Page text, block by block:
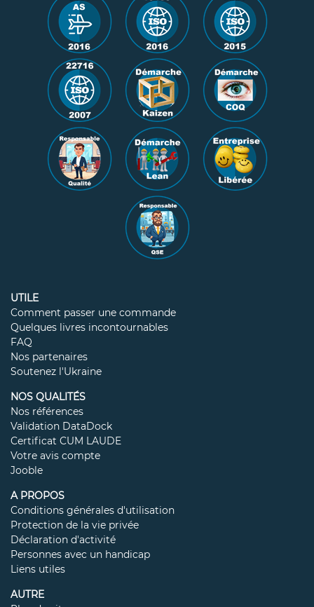
UTILE
Comment passer une commande
Quelques livres incontournables
FAQ
Nos partenaires
Soutenez l'Ukraine
NOS QUALITÉS
Nos références
Validation DataDock
Certificat CUM LAUDE
Votre avis compte
Jooble
A PROPOS
Conditions générales d'utilisation
Protection de la vie privée
Déclaration d'activité
Personnes avec un handicap
Liens utiles
AUTRE